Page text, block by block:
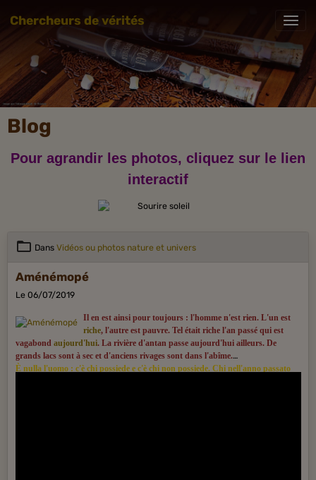
Chercheurs de vérités
Blog
Pour agrandir les photos, cliquez sur le lien
interactif
Dans Vidéos ou photos nature et univers
Aménémopé
Le 06/07/2019
Il en est ainsi pour toujours : l'homme n'est rien. L'un est
riche, l'autre est pauvre. Tel était riche l'an passé qui est
vagabond aujourd'hui. La rivière d'antan passe aujourd'hui ailleurs. De
grands lacs sont à sec et d'anciens rivages sont dans l'abîme.
È nulla l'uomo : c'è chi possiede e c'è chi non possiede. Chi nell'anno passato